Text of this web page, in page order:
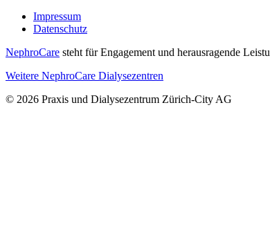
Impressum
Datenschutz
NephroCare steht für Engagement und herausragende
Weitere NephroCare Dialysezentren
© 2026 Praxis und Dialysezentrum Zürich-City AG